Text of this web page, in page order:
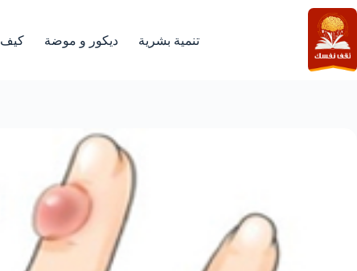
التجاوز
إلى
المحتوى
تنمية بشرية ديكور و موضة كيف